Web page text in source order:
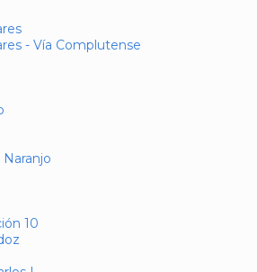
- Vía Complutense
10